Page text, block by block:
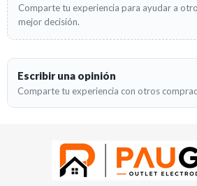
Comparte tu experiencia para ayudar a
mejor decisión.
Escribir una opinión
Comparte tu experiencia con otros